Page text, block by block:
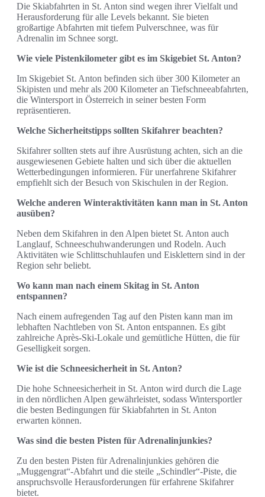
Die Skiabfahrten in St. Anton sind wegen ihrer Vielfalt und
Herausforderung für alle Levels bekannt. Sie bieten
großartige Abfahrten mit tiefem Pulverschnee, was für
Adrenalin im Schnee sorgt.
Wie viele Pistenkilometer gibt es im Skigebiet St. Anton?
Im Skigebiet St. Anton befinden sich über 300 Kilometer an
Skipisten und mehr als 200 Kilometer an Tiefschneeabfahrten,
die Wintersport in Österreich in seiner besten Form
repräsentieren.
Welche Sicherheitstipps sollten Skifahrer beachten?
Skifahrer sollten stets auf ihre Ausrüstung achten, sich an die
ausgewiesenen Gebiete halten und sich über die aktuellen
Wetterbedingungen informieren. Für unerfahrene Skifahrer
empfiehlt sich der Besuch von Skischulen in der Region.
Welche anderen Winteraktivitäten kann man in St. Anton
ausüben?
Neben dem Skifahren in den Alpen bietet St. Anton auch
Langlauf, Schneeschuhwanderungen und Rodeln. Auch
Aktivitäten wie Schlittschuhlaufen und Eisklettern sind in der
Region sehr beliebt.
Wo kann man nach einem Skitag in St. Anton
entspannen?
Nach einem aufregenden Tag auf den Pisten kann man im
lebhaften Nachtleben von St. Anton entspannen. Es gibt
zahlreiche Après-Ski-Lokale und gemütliche Hütten, die für
Geselligkeit sorgen.
Wie ist die Schneesicherheit in St. Anton?
Die hohe Schneesicherheit in St. Anton wird durch die Lage
in den nördlichen Alpen gewährleistet, sodass Wintersportler
die besten Bedingungen für Skiabfahrten in St. Anton
erwarten können.
Was sind die besten Pisten für Adrenalinjunkies?
Zu den besten Pisten für Adrenalinjunkies gehören die
„Muggengrat“-Abfahrt und die steile „Schindler“-Piste, die
anspruchsvolle Herausforderungen für erfahrene Skifahrer
bietet.